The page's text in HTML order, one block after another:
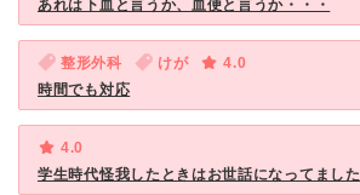
あれは下血と言うか、血便と言うか・・・
整形外科 けが
4.0
時間でも対応
4.0
学生時代怪我したときはお世話になってました